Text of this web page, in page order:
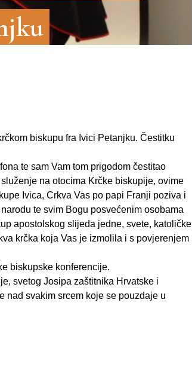
biskupu fra Ivici Petanjku. Čestitku
te sam Vam tom prigodom čestitao
na otocima Krčke biskupije, ovime
Ivica, Crkva Vas po papi Franji poziva i
te svim Bogu posvećenim osobama
apostolskog slijeda jedne, svete, katoličke
krčka koja Vas je izmolila i s povjerenjem
biskupske konferencije.
svetog Josipa zaštitnika Hrvatske i
nad svakim srcem koje se pouzdaje u